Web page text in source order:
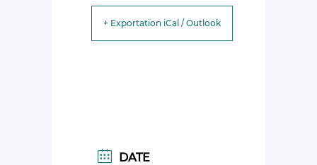
+ Exportation iCal / Outlook
DATE